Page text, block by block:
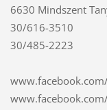
6630 Mindszent
30/616-3510
30/485-2223